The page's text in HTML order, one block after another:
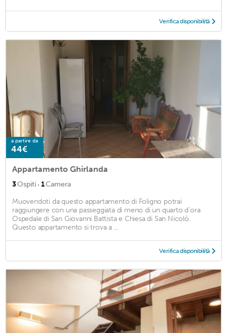
Verifica disponibilità
a partire da
44€
Appartamento Ghirlanda
3Ospiti · 1Camera
Muovendoti da questo appartamento di Foligno potrai
raggiungere con una passeggiata di meno di un quarto d'ora
Ospedale di San Giovanni Battista e Chiesa di San Nicolò.
Questo appartamento si trova a ...
Verifica disponibilità